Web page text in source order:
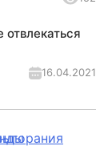
16.04.2021